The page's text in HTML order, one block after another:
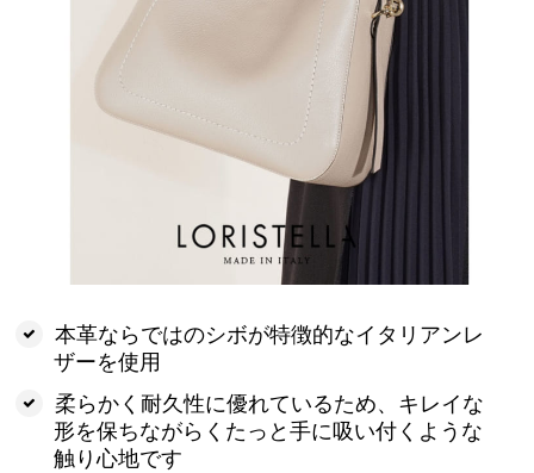
本革ならではのシボが特徴的なイタリアンレ
ザーを使用
柔らかく耐久性に優れているため、キレイな
形を保ちながらくたっと手に吸い付くような
触り心地です